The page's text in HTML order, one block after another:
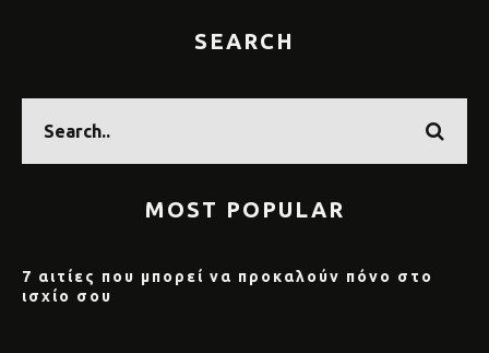
SEARCH
MOST POPULAR
7 αιτίες που μπορεί να προκαλούν πόνο στο
ισχίο σου